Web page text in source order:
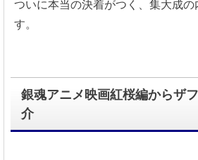
ついに本当の決着がつく、集大成の
す。
銀魂アニメ映画紅桜編からザ
介